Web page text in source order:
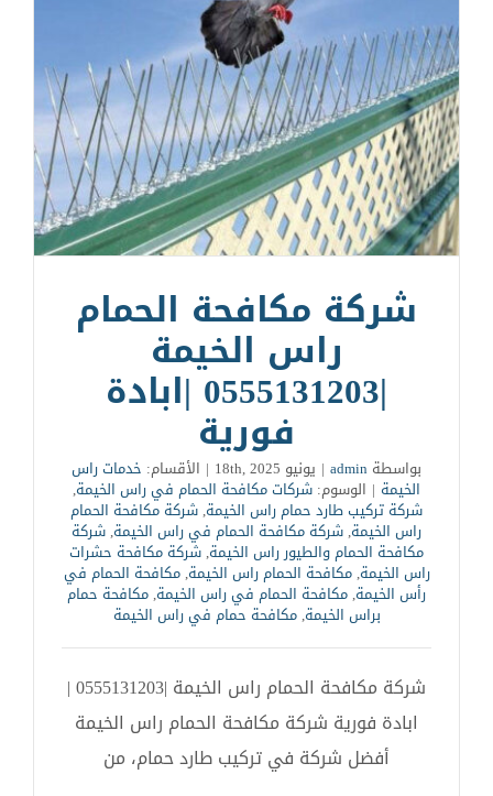
شركة مكافحة الحمام
راس الخيمة
|0555131203 |ابادة
فورية
بواسطة admin
| يونيو 18th, 2025 | الأقسام: خدمات راس
الخيمة | الوسوم: شركات مكافحة الحمام في راس الخيمة,
شركة تركيب طارد حمام راس الخيمة,شركة مكافحة الحمام
راس الخيمة,شركة مكافحة الحمام في راس الخيمة,شركة
مكافحة الحمام والطيور راس الخيمة,شركة مكافحة حشرات
راس الخيمة,مكافحة الحمام راس الخيمة,مكافحة الحمام في
رأس الخيمة,مكافحة الحمام في راس الخيمة,مكافحة حمام
براس الخيمة,مكافحة حمام في راس الخيمة
شركة مكافحة الحمام راس الخيمة |0555131203 |
ابادة فورية شركة مكافحة الحمام راس الخيمة
أفضل شركة في تركيب طارد حمام، من